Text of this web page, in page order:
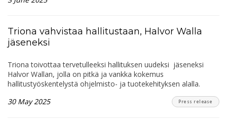
Triona vahvistaa hallitustaan, Halvor Walla
jäseneksi
Triona toivottaa tervetulleeksi hallituksen uudeksi jäseneksi
Halvor Wallan, jolla on pitkä ja vankka kokemus
hallitustyöskentelystä ohjelmisto- ja tuotekehityksen alalla.
30 May 2025
Press release